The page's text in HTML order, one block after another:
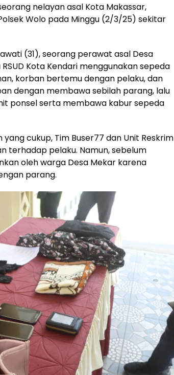
nelayan asal Kota Makassar,
Wolo pada Minggu (2/3/25) sekitar
(31), seorang perawat asal Desa
Kota Kendari menggunakan sepeda
korban bertemu dengan pelaku, dan
dengan membawa sebilah parang, lalu
ponsel serta membawa kabur sepeda
cukup, Tim Buser77 dan Unit Reskrim
terhadap pelaku. Namun, sebelum
oleh warga Desa Mekar karena
parang.